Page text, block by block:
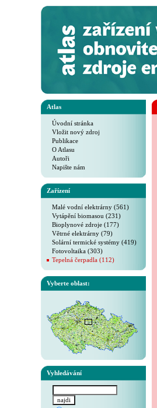
Atlas
Úvodní stránka
Vložit nový zdroj
Publikace
O Atlasu
Autoři
Napište nám
Zařízení
Malé vodní elektrárny (561)
Vytápění biomasou (231)
Bioplynové zdroje (177)
Větrné elektrárny (79)
Solární termické systémy (419)
Fotovoltaika (303)
Tepelná čerpadla (112)
Vyberte oblast:
Vyhledávání